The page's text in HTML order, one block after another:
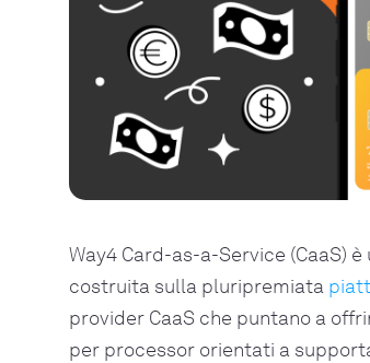
Way4 Card-as-a-Service (CaaS)
costruita sulla pluripremiata
provider CaaS che puntano a
per processor orientati a